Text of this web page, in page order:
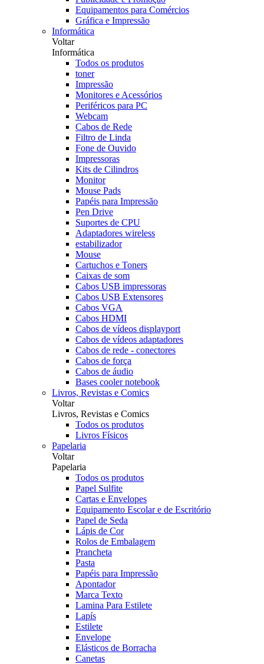
Equipamentos para Comércios
Gráfica e Impressão
Informática
Voltar
Informática
Todos os produtos
toner
Impressão
Monitores e Acessórios
Periféricos para PC
Webcam
Cabos de Rede
Filtro de Linda
Fone de Ouvido
Impressoras
Kits de Cilindros
Monitor
Mouse Pads
Papéis para Impressão
Pen Drive
Suportes de CPU
Adaptadores wireless
estabilizador
Mouse
Cartuchos e Toners
Caixas de som
Cabos USB impressoras
Cabos USB Extensores
Cabos VGA
Cabos HDMI
Cabos de vídeos displayport
Cabos de vídeos adaptadores
Cabos de rede - conectores
Cabos de força
Cabos de áudio
Bases cooler notebook
Livros, Revistas e Comics
Voltar
Livros, Revistas e Comics
Todos os produtos
Livros Físicos
Papelaria
Voltar
Papelaria
Todos os produtos
Papel Sulfite
Cartas e Envelopes
Equipamento Escolar e de Escritório
Papel de Seda
Lápis de Cor
Rolos de Embalagem
Prancheta
Pasta
Papéis para Impressão
Apontador
Marca Texto
Lamina Para Estilete
Lapís
Estilete
Envelope
Elásticos de Borracha
Canetas